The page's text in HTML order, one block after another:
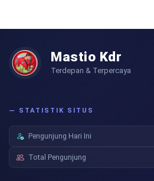
Mastio Kdr
Terdepan & Terpercaya
— STATISTIK SITUS
Pengunjung Hari Ini
Total Pengunjung